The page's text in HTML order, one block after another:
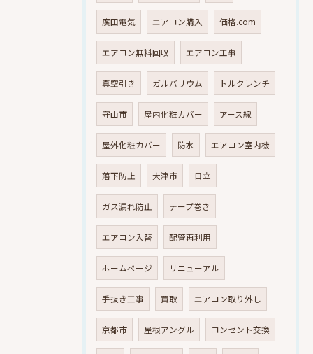
廣田電気 エアコン購入 価格.com
エアコン無料回収 エアコン工事
真空引き ガルバリウム トルクレンチ
守山市 屋内化粧カバー アース線
屋外化粧カバー 防水 エアコン室内機
落下防止 大津市 日立
ガス漏れ防止 テープ巻き
エアコン入替 配管再利用
ホームページ リニューアル
手抜き工事 買取 エアコン取り外し
京都市 屋根アングル コンセント交換